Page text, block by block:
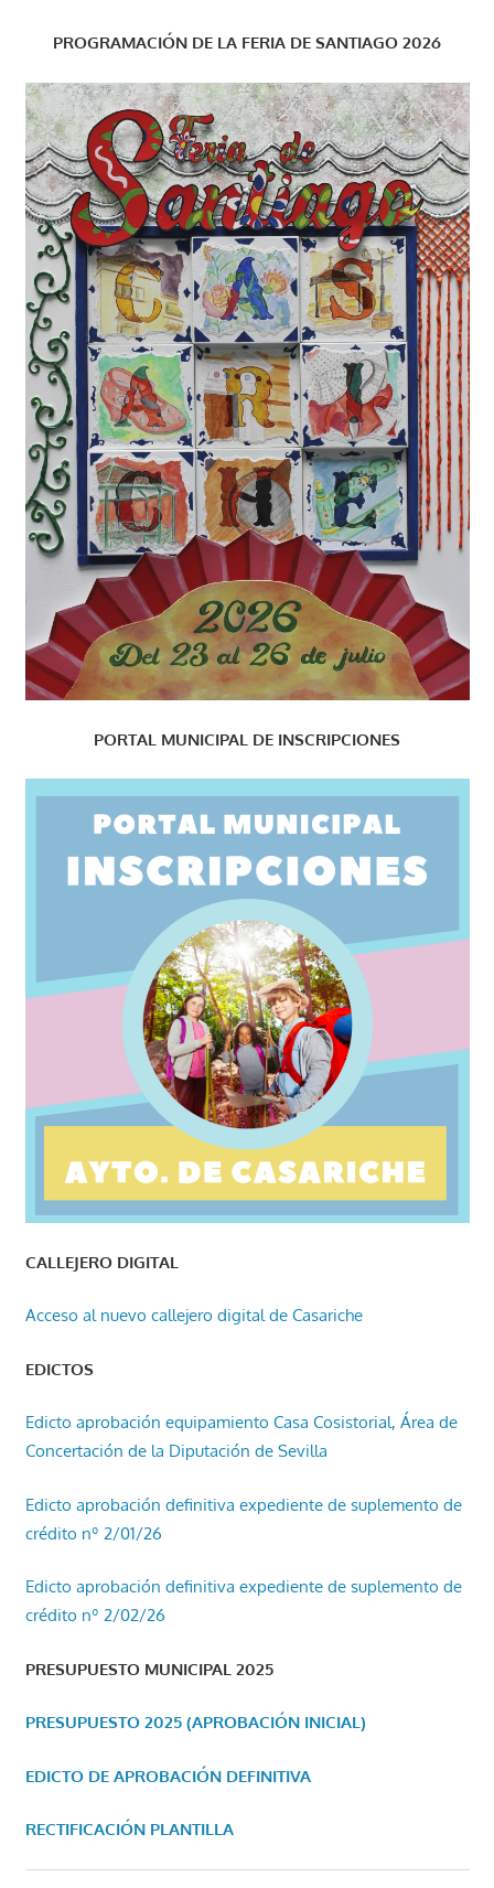
PROGRAMACIÓN DE LA FERIA DE SANTIAGO 2026
PORTAL MUNICIPAL DE INSCRIPCIONES
CALLEJERO DIGITAL
Acceso al nuevo callejero digital de Casariche
EDICTOS
Edicto aprobación equipamiento Casa Cosistorial, Área de
Concertación de la Diputación de Sevilla
Edicto aprobación definitiva expediente de suplemento de
crédito nº 2/01/26
Edicto aprobación definitiva expediente de suplemento de
crédito nº 2/02/26
PRESUPUESTO MUNICIPAL 2025
PRESUPUESTO 2025 (APROBACIÓN INICIAL)
EDICTO DE APROBACIÓN DEFINITIVA
RECTIFICACIÓN PLANTILLA